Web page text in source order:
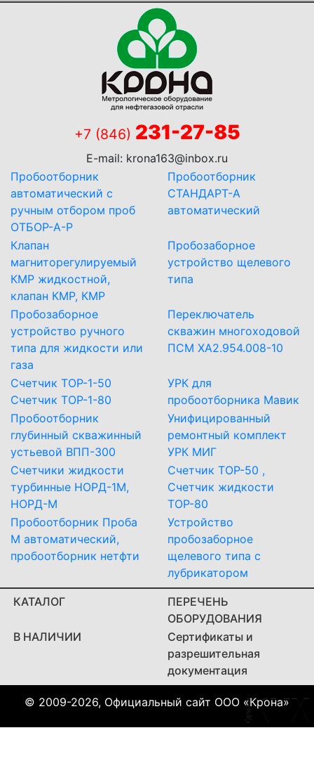
+7 (846) 231-27-85
E-mail: krona163@inbox.ru
Пробоотборник
автоматический с
ручным отбором проб
ОТБОР-А-Р
Пробоотборник
СТАНДАРТ-А
автоматический
Клапан
магниторегулируемый
КМР жидкостной,
клапан КМР, КМР
Пробозаборное
устройство щелевого
типа
Пробозаборное
устройство ручного
типа для жидкости или
газа
Переключатель
скважин многоходовой
ПСМ ХА2.954.008-10
Счетчик ТОР-1-50
Счетчик ТОР-1-80
УРК для
пробоотборника Мавик
Пробоотборник
глубинный скважинный
устьевой ВПП-300
Унифицированный
ремонтный комплект
УРК МИГ
Счетчики жидкости
турбинные НОРД-1М,
НОРД-М
Счетчик ТОР-50 ,
Счетчик жидкости
ТОР-80
Пробоотборник Проба
М автоматический,
пробоотборник нетфти
Устройство
пробозаборное
щелевого типа с
лубрикатором
КАТАЛОГ
ПЕРЕЧЕНЬ
ОБОРУДОВАНИЯ
В НАЛИЧИИ
Сертификаты и
разрешительная
документация
© 2009-2026, Официальный сайт ООО «Крона»